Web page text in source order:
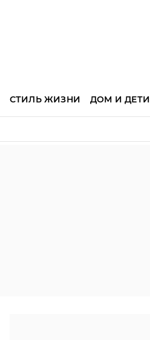
СТИЛЬ ЖИЗНИ ДОМ И ДЕТИ